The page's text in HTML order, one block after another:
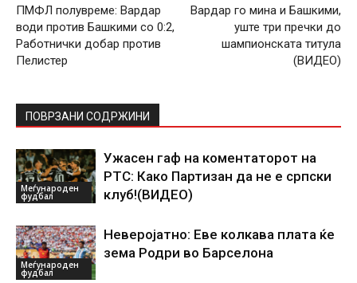
ПМФЛ полувреме: Вардар
води против Башкими со 0:2,
Работнички добар против
Пелистер
Вардар го мина и Башкими,
уште три пречки до
шампионската титула
(ВИДЕО)
ПОВРЗАНИ СОДРЖИНИ
Меѓународен
фудбал
Ужасен гаф на коментаторот на
РТС: Како Партизан да не е српски
клуб!(ВИДЕО)
Меѓународен
фудбал
Неверојатно: Еве колкава плата ќе
зема Родри во Барселона